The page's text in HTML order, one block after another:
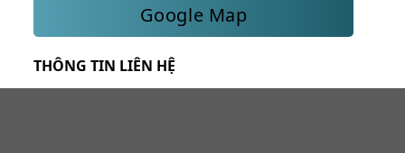
Google Map
THÔNG TIN LIÊN HỆ